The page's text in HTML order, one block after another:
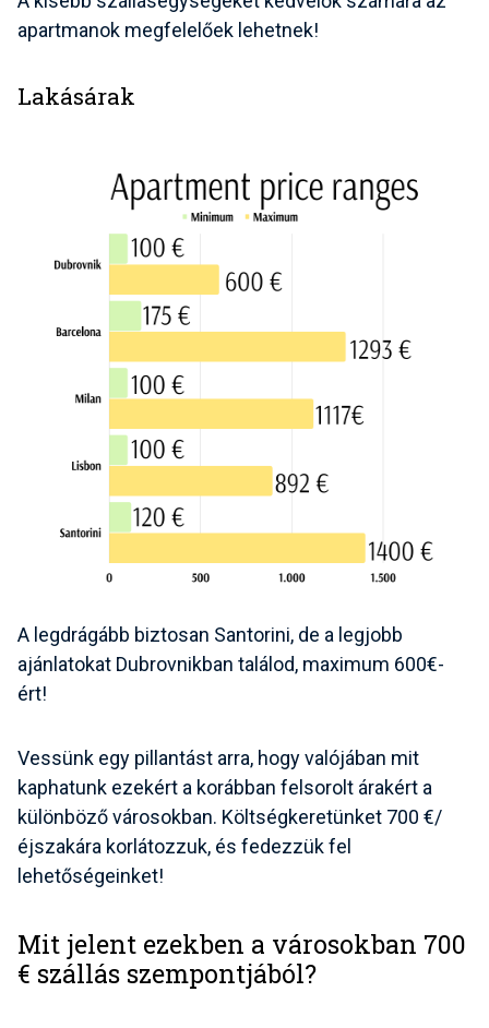
apartmanok megfelelőek lehetnek!
Lakásárak
A legdrágább biztosan Santorini, de a legjobb
ajánlatokat Dubrovnikban találod, maximum 600€-
ért!
Vessünk egy pillantást arra, hogy valójában mit
kaphatunk ezekért a korábban felsorolt árakért a
különböző városokban. Költségkeretünket 700 €/
éjszakára korlátozzuk, és fedezzük fel
lehetőségeinket!
Mit jelent ezekben a városokban 700
€ szállás szempontjából?